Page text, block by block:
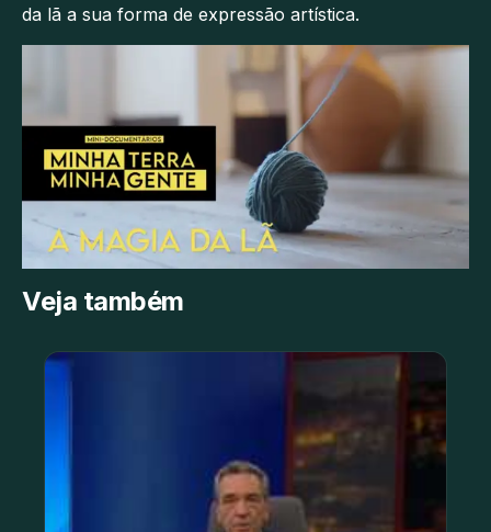
da lã a sua forma de expressão artística.
Veja também